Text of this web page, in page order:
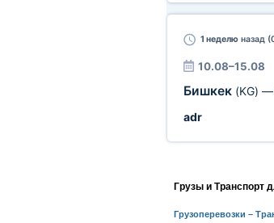
1 неделюназад
10.08–15.08
Бишкек (KG) —
adr
Грузы и Транспорт
Грузоперевозки –